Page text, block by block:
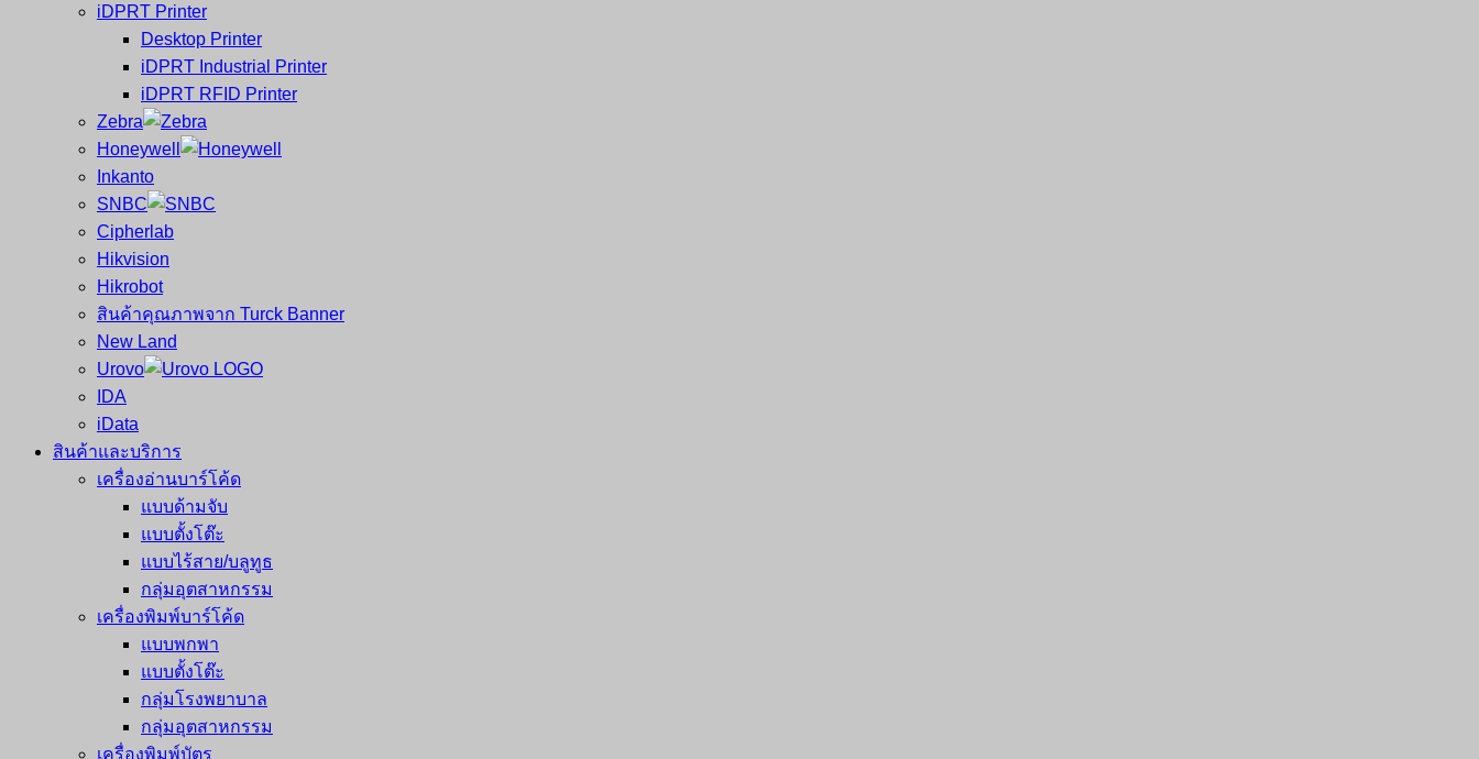
iDPRT Printer
Desktop Printer
iDPRT Industrial Printer
iDPRT RFID Printer
Zebra
Honeywell
Inkanto
SNBC
Cipherlab
Hikvision
Hikrobot
สินค้าคุณภาพจาก Turck Banner
New Land
Urovo
IDA
iData
สินค้าและบริการ
เครื่องอ่านบาร์โค้ด
แบบด้ามจับ
แบบตั้งโต๊ะ
แบบไร้สาย/บลูทูธ
กลุ่มอุตสาหกรรม
เครื่องพิมพ์บาร์โค้ด
แบบพกพา
แบบตั้งโต๊ะ
กลุ่มโรงพยาบาล
กลุ่มอุตสาหกรรม
เครื่องพิมพ์บัตร